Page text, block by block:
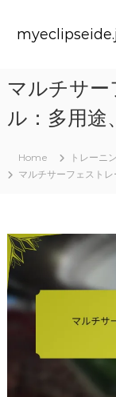
マルチサ
ル：多用途
Home
トレーニ
マルチサーフェスト